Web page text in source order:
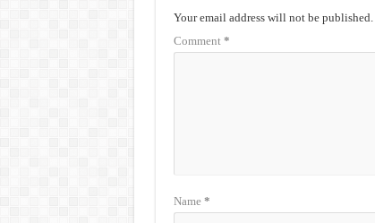
Your email address will not be published.
Comment *
Name *